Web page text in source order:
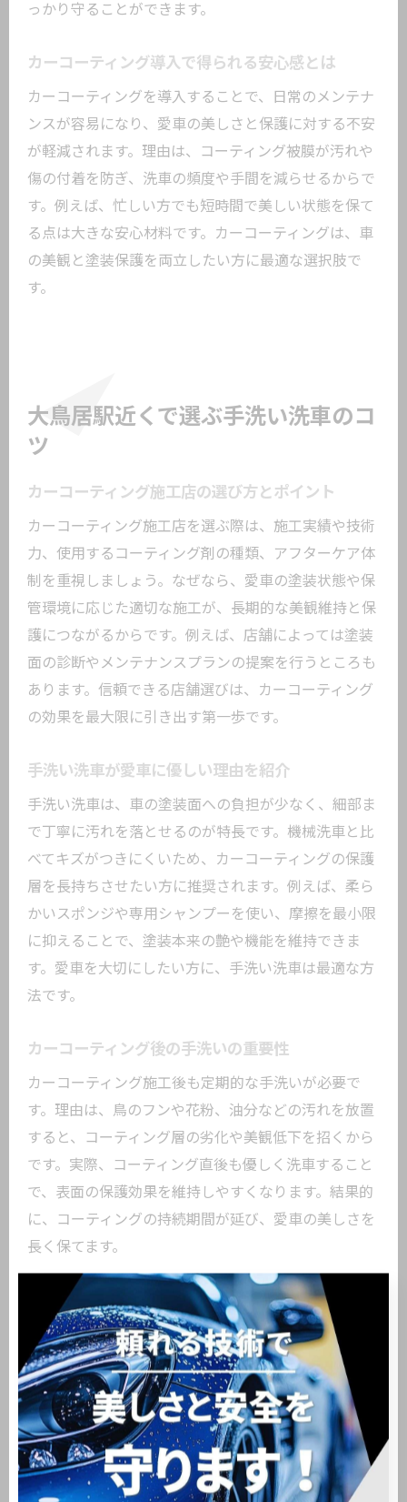
っかり守ることができます。
カーコーティング導入で得られる安心感とは
カーコーティングを導入することで、日常のメンテナ
ンスが容易になり、愛車の美しさと保護に対する不安
が軽減されます。理由は、コーティング被膜が汚れや
傷の付着を防ぎ、洗車の頻度や手間を減らせるからで
す。例えば、忙しい方でも短時間で美しい状態を保て
る点は大きな安心材料です。カーコーティングは、車
の美観と塗装保護を両立したい方に最適な選択肢で
す。
大鳥居駅近くで選ぶ手洗い洗車のコ
ツ
カーコーティング施工店の選び方とポイント
カーコーティング施工店を選ぶ際は、施工実績や技術
力、使用するコーティング剤の種類、アフターケア体
制を重視しましょう。なぜなら、愛車の塗装状態や保
管環境に応じた適切な施工が、長期的な美観維持と保
護につながるからです。例えば、店舗によっては塗装
面の診断やメンテナンスプランの提案を行うところも
あります。信頼できる店舗選びは、カーコーティング
の効果を最大限に引き出す第一歩です。
手洗い洗車が愛車に優しい理由を紹介
手洗い洗車は、車の塗装面への負担が少なく、細部ま
で丁寧に汚れを落とせるのが特長です。機械洗車と比
べてキズがつきにくいため、カーコーティングの保護
層を長持ちさせたい方に推奨されます。例えば、柔ら
かいスポンジや専用シャンプーを使い、摩擦を最小限
に抑えることで、塗装本来の艶や機能を維持できま
す。愛車を大切にしたい方に、手洗い洗車は最適な方
法です。
カーコーティング後の手洗いの重要性
カーコーティング施工後も定期的な手洗いが必要で
す。理由は、鳥のフンや花粉、油分などの汚れを放置
すると、コーティング層の劣化や美観低下を招くから
です。実際、コーティング直後も優しく洗車すること
で、表面の保護効果を維持しやすくなります。結果的
に、コーティングの持続期間が延び、愛車の美しさを
長く保てます。
失敗しない手洗い洗車のタイミングとは
手洗い洗車は、汚れが目立ち始めたタイミングや雨上
がり、花粉の多い時期に行うのが効果的です。なぜな
ら、早めの洗車が塗装へのダメージを防ぐからです。
例えば、週1回から2週間に1回の定期的な洗車や、長
距離走行後の即時ケアが推奨されています。適切なタ
イミングを意識することで、カーコーティングの効果
を最大限に活かせます。